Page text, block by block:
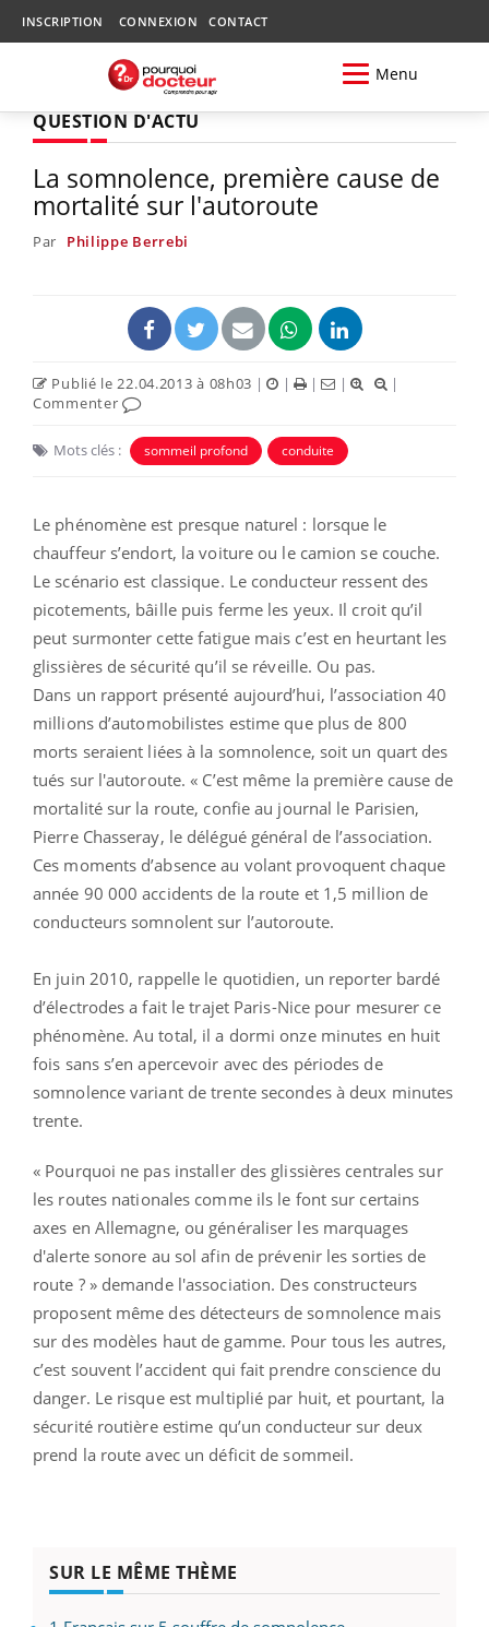
INSCRIPTION CONNEXION CONTACT
Menu
QUESTION D'ACTU
La somnolence, première cause de
mortalité sur l'autoroute
Par Philippe Berrebi
Publié le 22.04.2013 à 08h03 | | | |
|
Commenter
Mots clés : sommeil profond conduite
Le phénomène est presque naturel : lorsque le
chauffeur s’endort, la voiture ou le camion se couche.
Le scénario est classique. Le conducteur ressent des
picotements, bâille puis ferme les yeux. Il croit qu’il
peut surmonter cette fatigue mais c’est en heurtant les
glissières de sécurité qu’il se réveille. Ou pas.
Dans un rapport présenté aujourd’hui, l’association 40
millions d’automobilistes estime que plus de 800
morts seraient liées à la somnolence, soit un quart des
tués sur l'autoroute. « C’est même la première cause de
mortalité sur la route, confie au journal le Parisien,
Pierre Chasseray, le délégué général de l’association.
Ces moments d’absence au volant provoquent chaque
année 90 000 accidents de la route et 1,5 million de
conducteurs somnolent sur l’autoroute.
En juin 2010, rappelle le quotidien, un reporter bardé
d’électrodes a fait le trajet Paris-Nice pour mesurer ce
phénomène. Au total, il a dormi onze minutes en huit
fois sans s’en apercevoir avec des périodes de
somnolence variant de trente secondes à deux minutes
trente.
« Pourquoi ne pas installer des glissières centrales sur
les routes nationales comme ils le font sur certains
axes en Allemagne, ou généraliser les marquages
d'alerte sonore au sol afin de prévenir les sorties de
route ? » demande l'association. Des constructeurs
proposent même des détecteurs de somnolence mais
sur des modèles haut de gamme. Pour tous les autres,
c’est souvent l’accident qui fait prendre conscience du
danger. Le risque est multiplié par huit, et pourtant, la
sécurité routière estime qu’un conducteur sur deux
prend la route avec un déficit de sommeil.
SUR LE MÊME THÈME